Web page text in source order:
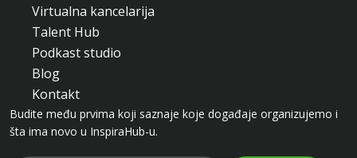
Virtualna kancelarija
Talent Hub
Podkast studio
Blog
Kontakt
Budite među prvima koji saznaje koje događaje organizujemo i
šta ima novo u InspiraHub-u.